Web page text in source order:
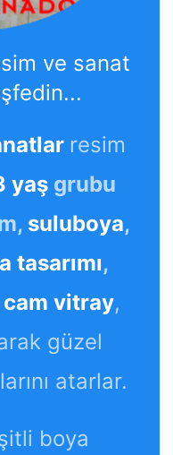
ve sanat
resim
yaş grubu
suluboya,
tasarımı,
cam vitray,
güzel
atarlar.
boya